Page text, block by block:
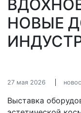
НОВЫЕ
27 мая 2026
Выставка